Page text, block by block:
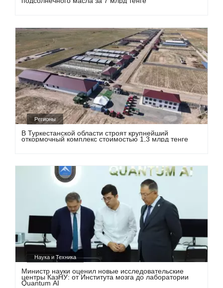
Регионы
В Туркестанской области строят крупнейший
откормочный комплекс стоимостью 1,3 млрд тенге
Наука и Техника
Министр науки оценил новые исследовательские
центры КазНУ: от Института мозга до лаборатории
Quantum AI